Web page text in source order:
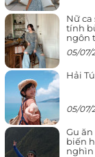
Nữ ca
tính
ngôn
05/07/
Hải
05/07/
Gu ăn
biến
nghìn